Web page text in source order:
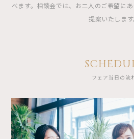
べます。相談会では、お二人のご希望に
提案いたします
フェア当日の流